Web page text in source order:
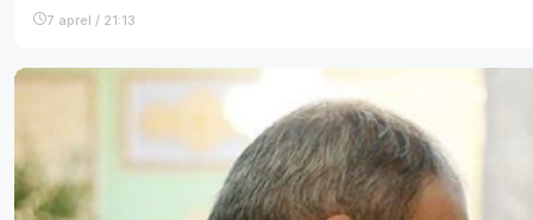
7 aprel / 21:13